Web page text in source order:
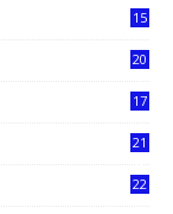
15
20
17
21
22